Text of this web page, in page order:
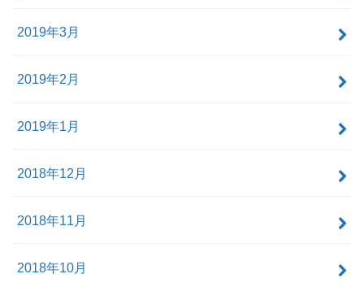
2019年3月
2019年2月
2019年1月
2018年12月
2018年11月
2018年10月